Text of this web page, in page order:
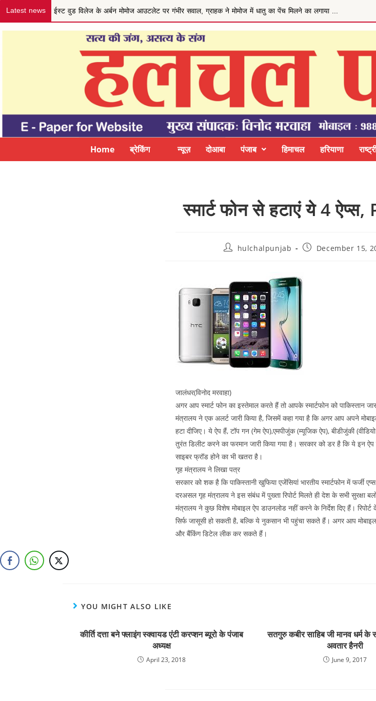
Latest news जम्मू-कश्मीर के VDC/VDG सदस्यों ने की कल्याणकारी नीति और मानदेय बढ़ाने की मांग
Home ब्रेकिंग न्यूज़ दोआबा पंजाब हिमाचल हरियाणा
स्मार्ट फोन से हटाएं ये 4
hulchalpunjab December 15,
जालंधर(विनोद मरवाहा)
अगर आप स्मार्ट फोन का इस्तेमाल करते हैं तो आपके स्मार्टफोन को पाकिस्तान
मंत्रालय ने एक अलर्ट जारी किया है, जिसमें कहा गया है कि अगर आप अपने
हटा दीजिए। ये ऐप हैं, टॉप गन (गेम ऐप),एमपीजुंक (म्यूजिक ऐप), बीडीजुंकी
तुरंत डिलीट करने का फरमान जारी किया गया है। सरकार को डर है कि ये इन
साइबर फ्रॉड होने का भी खतरा है।
गृह मंत्रालय ने लिखा पत्र
सरकार को शक है कि पाकिस्तानी खुफिया एजेंसियां भारतीय स्मार्टफोन में फर्जी
दरअसल गृह मंत्रालय ने इस संबंध में पुख्ता रिपोर्ट मिलते ही देश के सभी सुरक्षा
मंत्रालय ने कुछ विशेष मोबाइल ऐप डाउनलोड नहीं करने के निर्देश दिए हैं।
सिर्फ जासूसी हो सकती है, बल्कि ये नुकसान भी पहुंचा सकते हैं। अगर आप
और बैंकिंग डिटेल लीक कर सकते हैं।
YOU MIGHT ALSO LIKE
कीर्ति दत्ता बने फ्लाइंग स्क्वायड एंटी करप्शन ब्यूरो के पंजाब
अध्यक्ष
April 23, 2018
सतगुरु कबीर साहिब जी मानव धर्म
अवतार हैनरी
June 9, 2017